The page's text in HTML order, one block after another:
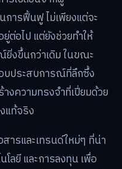
ารฟื้นฟู ไม่เพียงแต่จะ
ต่อไป แต่ยังช่วยทำให้
งขึ้นกว่าเดิม ในขณะ
บประสบการณ์ที่ลึกซึ้ง
งความทรงจำที่เปี่ยมด้วย
แท้จริง
ารและเทรนด์ใหม่ๆ ที่น่า
โลยี และการลงทุน เพื่อ